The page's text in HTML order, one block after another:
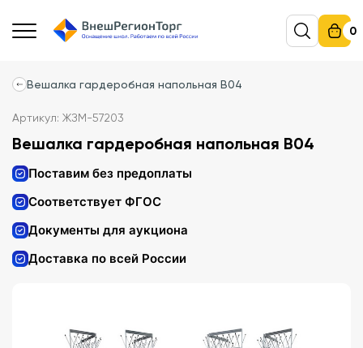
0
Вешалка гардеробная напольная В04
Артикул: ЖЗМ-57203
Вешалка гардеробная напольная В04
Поставим без предоплаты
Соответствует ФГОС
Документы для аукциона
Доставка по всей России